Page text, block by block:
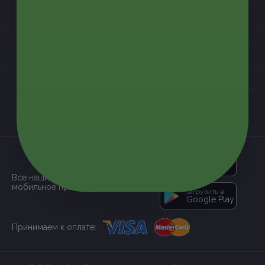
Все наши купоны доступны через
мобильное приложение:
загрузить в
Google Play
Принимаем к оплате: